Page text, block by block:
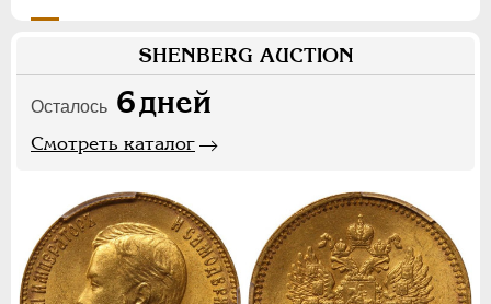
SHENBERG AUCTION
Осталось 6дней
Смотреть каталог